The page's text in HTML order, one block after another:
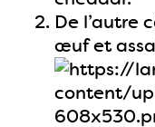
De l’autre
œuf et